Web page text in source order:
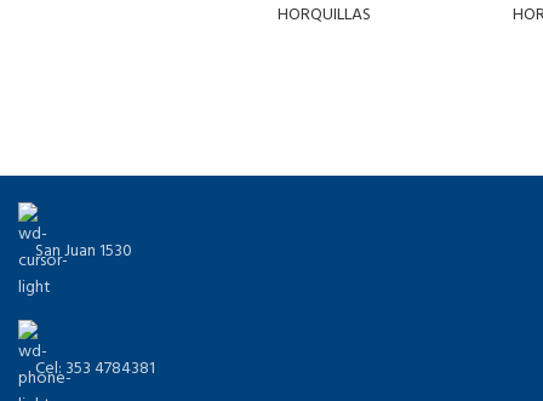
HORQUILLAS
San Juan 1530
Cel: 353 4784381